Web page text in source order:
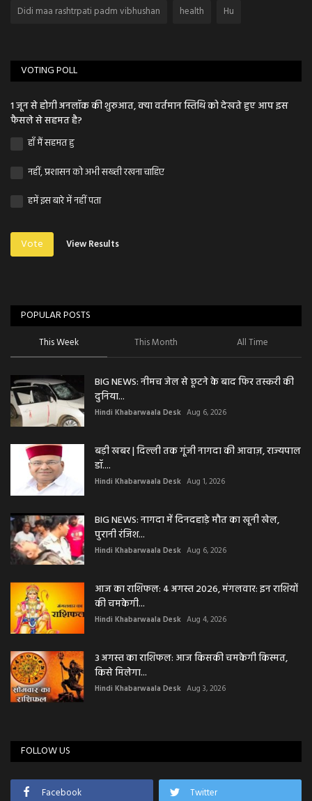
Didi maa rashtrpati padm vibhushan health Hu
VOTING POLL
1 जून से होगी अनलॉक की शुरुआत, क्या वर्तमान स्तिथि को देखते हुए आप इस
फैसले से सहमत है?
हाँ मैं सहमत हु
नहीं, प्रशासन को अभी सख्ती रखना चाहिए
हमें इस बारे में नहीं पता
Vote View Results
POPULAR POSTS
This Week This Month All Time
BIG NEWS: नीमच जेल से छूटने के बाद फिर तस्करी की
दुनिया...
Hindi Khabarwaala Desk Aug 6, 2026
बड़ी खबर | दिल्ली तक गूंजी नागदा की आवाज़, राज्यपाल
डॉ....
Hindi Khabarwaala Desk Aug 1, 2026
BIG NEWS: नागदा में दिनदहाड़े मौत का खूनी खेल,
पुरानी रंजिश...
Hindi Khabarwaala Desk Aug 6, 2026
आज का राशिफल: 4 अगस्त 2026, मंगलवार: इन राशियों
की चमकेगी...
Hindi Khabarwaala Desk Aug 4, 2026
3 अगस्त का राशिफल: आज किसकी चमकेगी किस्मत,
किसे मिलेगा...
Hindi Khabarwaala Desk Aug 3, 2026
FOLLOW US
Facebook Twitter